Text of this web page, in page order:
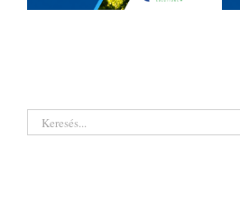
| Akár 250 millió
forintig
Keresés...